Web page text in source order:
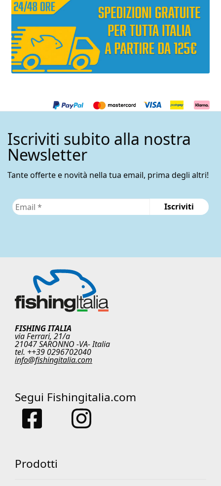
Iscriviti subito alla nostra
Newsletter
Tante offerte e novità nella tua email, prima degli altri!
FISHING ITALIA
via Ferrari, 21/a
21047 SARONNO -VA- Italia
tel. ++39 0296702040
info@fishingitalia.com
Segui Fishingitalia.com
Prodotti